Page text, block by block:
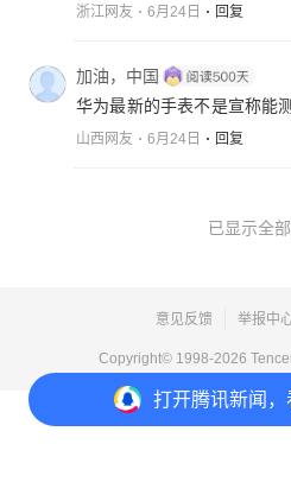
打开腾讯新闻，
浙江网友 6月24日 回复
加油，中国
华为最新的手表不是宣称能
山西网友 6月24日 回复
已显示全
意见反馈 举报中
Copyright© 1998-2026